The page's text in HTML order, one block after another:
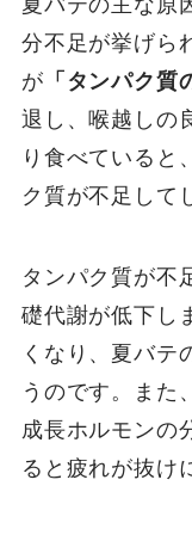
夏バテの主な原
分不足が挙げら
が 「タンパク質
退し、喉越しの
り食べていると
ク質が不足して
タンパク質が不
礎代謝が低下し
くなり、夏バテ
うのです。また
成長ホルモンの
ると疲れが抜け